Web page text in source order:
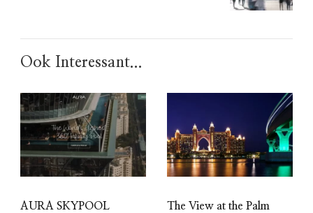
Ook Interessant...
AURA SKYPOOL
The View at the Palm